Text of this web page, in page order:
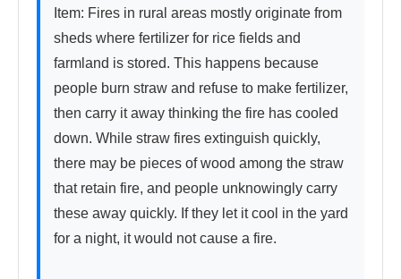
Item: Fires in rural areas mostly originate from
sheds where fertilizer for rice fields and
farmland is stored. This happens because
people burn straw and refuse to make fertilizer,
then carry it away thinking the fire has cooled
down. While straw fires extinguish quickly,
there may be pieces of wood among the straw
that retain fire, and people unknowingly carry
these away quickly. If they let it cool in the yard
for a night, it would not cause a fire.